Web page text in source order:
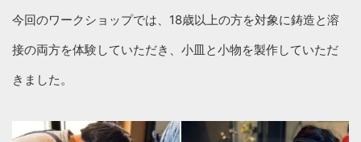
今回のワークショップでは、18歳以上の方を対象に鋳造と溶
接の両方を体験していただき、小皿と小物を製作していただ
きました。